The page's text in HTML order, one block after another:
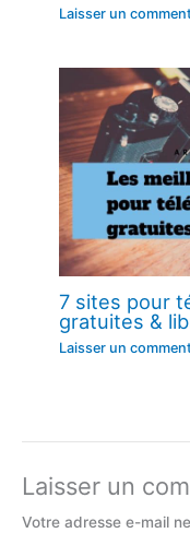
Laisser un
7 sites pour
gratuites &
Laisser un
Laisser un
Votre adresse e-mail